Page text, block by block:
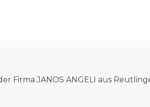
Firma JANOS ANGELI aus